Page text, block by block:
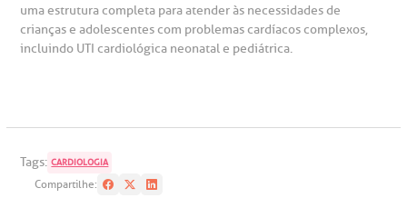
uma estrutura completa para atender às necessidades de
crianças e adolescentes com problemas cardíacos complexos,
incluindo UTI cardiológica neonatal e pediátrica.
Tags: CARDIOLOGIA
Compartilhe: